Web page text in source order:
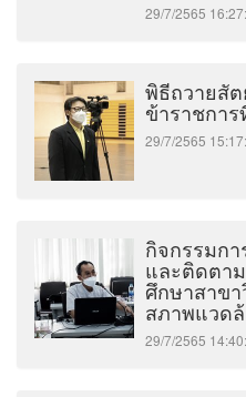
29/7/2565
พิธีถวายสั
ข้าราชกา
29/7/2565
กิจกรรมกา
และติดตา
ศึกษาสาขา
สภาพแวด
29/7/2565